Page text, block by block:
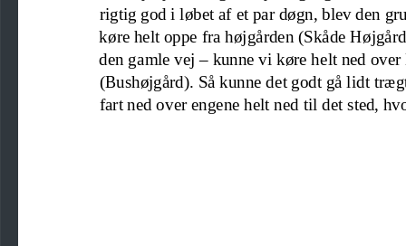
rigtig god i løbet af et par døgn, blev den
køre helt oppe fra højgården (Skåde Højgård
den gamle vej – kunne vi køre helt ned over
(Bushøjgård). Så kunne det godt gå lidt
fart ned over engene helt ned til det sted,